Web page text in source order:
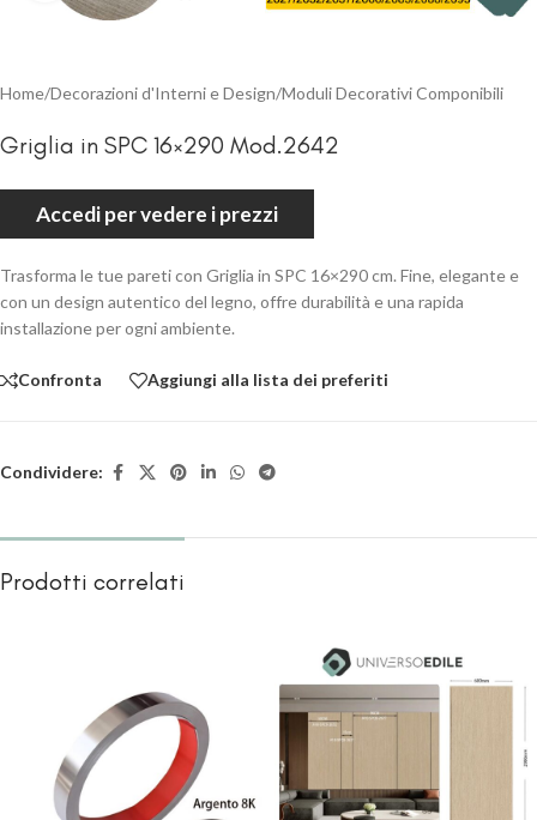
Home/Decorazioni d'Interni e Design/Moduli Decorativi Componibili
Griglia in SPC 16×290 Mod.2642
Accedi per vedere i prezzi
Trasforma le tue pareti con Griglia in SPC 16×290 cm. Fine, elegante e
con un design autentico del legno, offre durabilità e una rapida
installazione per ogni ambiente.
Confronta Aggiungi alla lista dei preferiti
Condividere:
Prodotti correlati